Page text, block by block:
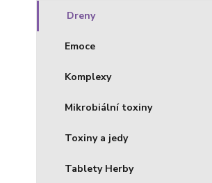
Dreny
Emoce
Komplexy
Mikrobiální toxiny
Toxiny a jedy
Tablety Herby